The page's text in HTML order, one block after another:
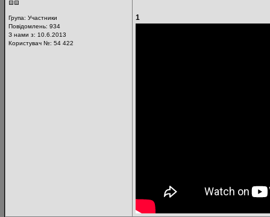
Група: Участники
Повідомлень: 934
З нами з: 10.6.2013
Користувач №: 54 422
1